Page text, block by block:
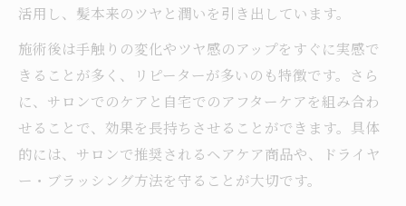
美容室トリートメントが日常に与える効果
自分らしい髪を保つ美容室通いのポイント
美容室活用で得られる前向きな髪質改善体
験
活用し、髪本来のツヤと潤いを引き出しています。
施術後は手触りの変化やツヤ感のアップをすぐに実感で
きることが多く、リピーターが多いのも特徴です。さら
に、サロンでのケアと自宅でのアフターケアを組み合わ
せることで、効果を長持ちさせることができます。具体
的には、サロンで推奨されるヘアケア商品や、ドライヤ
ー・ブラッシング方法を守ることが大切です。